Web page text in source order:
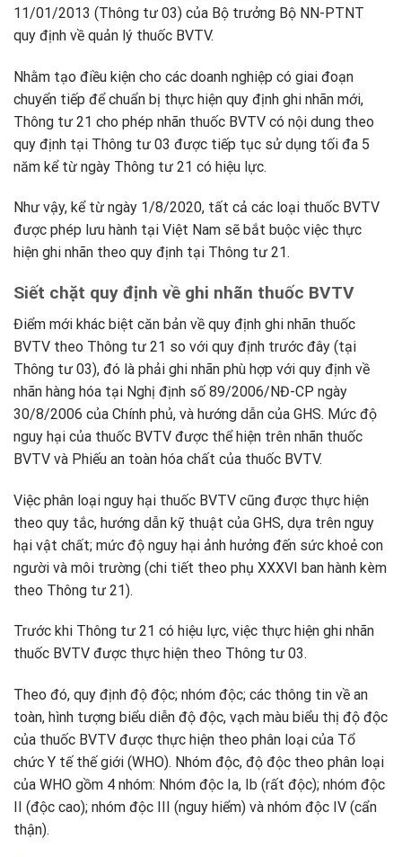
11/01/2013 (Thông tư 03) của Bộ trưởng Bộ NN-PTNT
quy định về quản lý thuốc BVTV.
Nhằm tạo điều kiện cho các doanh nghiệp có giai đoạn
chuyển tiếp để chuẩn bị thực hiện quy định ghi nhãn mới,
Thông tư 21 cho phép nhãn thuốc BVTV có nội dung theo
quy định tại Thông tư 03 được tiếp tục sử dụng tối đa 5
năm kể từ ngày Thông tư 21 có hiệu lực.
Như vậy, kể từ ngày 1/8/2020, tất cả các loại thuốc BVTV
được phép lưu hành tại Việt Nam sẽ bắt buộc việc thực
hiện ghi nhãn theo quy định tại Thông tư 21.
Siết chặt quy định về ghi nhãn thuốc BVTV
Điểm mới khác biệt căn bản về quy định ghi nhãn thuốc
BVTV theo Thông tư 21 so với quy định trước đây (tại
Thông tư 03), đó là phải ghi nhãn phù hợp với quy định về
nhãn hàng hóa tại Nghị định số 89/2006/NĐ-CP ngày
30/8/2006 của Chính phủ, và hướng dẫn của GHS. Mức độ
nguy hại của thuốc BVTV được thể hiện trên nhãn thuốc
BVTV và Phiếu an toàn hóa chất của thuốc BVTV.
Việc phân loại nguy hại thuốc BVTV cũng được thực hiện
theo quy tắc, hướng dẫn kỹ thuật của GHS, dựa trên nguy
hại vật chất; mức độ nguy hại ảnh hưởng đến sức khoẻ con
người và môi trường (chi tiết theo phụ XXXVI ban hành kèm
theo Thông tư 21).
Trước khi Thông tư 21 có hiệu lực, việc thực hiện ghi nhãn
thuốc BVTV được thực hiện theo Thông tư 03.
Theo đó, quy định độ độc; nhóm độc; các thông tin về an
toàn, hình tượng biểu diễn độ độc, vạch màu biểu thị độ độc
của thuốc BVTV được thực hiện theo phân loại của Tổ
chức Y tế thế giới (WHO). Nhóm độc, độ độc theo phân loại
của WHO gồm 4 nhóm: Nhóm độc Ia, Ib (rất độc); nhóm độc
II (độc cao); nhóm độc III (nguy hiểm) và nhóm độc IV (cẩn
thận).